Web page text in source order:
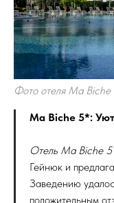
Фото отеля Ma
Ma Biche 5*:
Отель Ma Biche
Гейнюк и
Заведению
положительным